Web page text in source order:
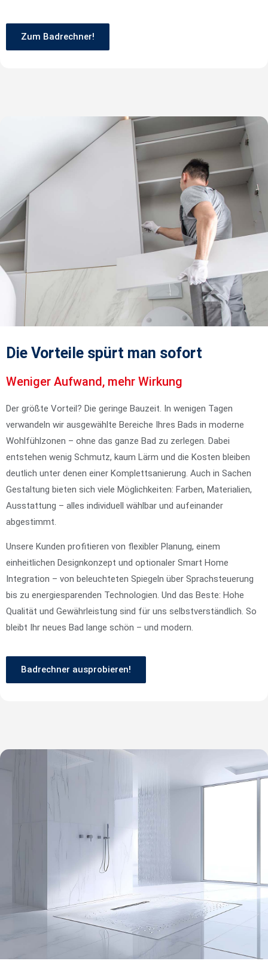
Zum Badrechner!
Die Vorteile spürt man sofort
Weniger Aufwand, mehr Wirkung
Der größte Vorteil? Die geringe Bauzeit. In wenigen Tagen
verwandeln wir ausgewählte Bereiche Ihres Bads in moderne
Wohlfühlzonen – ohne das ganze Bad zu zerlegen. Dabei
entstehen wenig Schmutz, kaum Lärm und die Kosten bleiben
deutlich unter denen einer Komplettsanierung. Auch in Sachen
Gestaltung bieten sich viele Möglichkeiten: Farben, Materialien,
Ausstattung – alles individuell wählbar und aufeinander
abgestimmt.
Unsere Kunden profitieren von flexibler Planung, einem
einheitlichen Designkonzept und optionaler Smart Home
Integration – von beleuchteten Spiegeln über Sprachsteuerung
bis zu energiesparenden Technologien. Und das Beste: Hohe
Qualität und Gewährleistung sind für uns selbstverständlich. So
bleibt Ihr neues Bad lange schön – und modern.
Badrechner ausprobieren!